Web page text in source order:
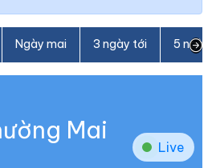
Ngày mai 3 ngày tới 5
Mai
Live